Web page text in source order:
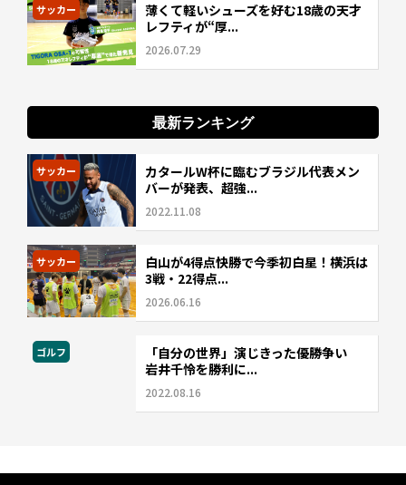
サッカー
薄くて軽いシューズを好む18歳の天才
レフティが“厚...
2026.07.29
最新ランキング
サッカー
カタールW杯に臨むブラジル代表メン
バーが発表、超強...
2022.11.08
サッカー
白山が4得点快勝で今季初白星！横浜は
3戦・22得点...
2026.06.16
ゴルフ
「自分の世界」演じきった優勝争い
岩井千怜を勝利に...
2022.08.16